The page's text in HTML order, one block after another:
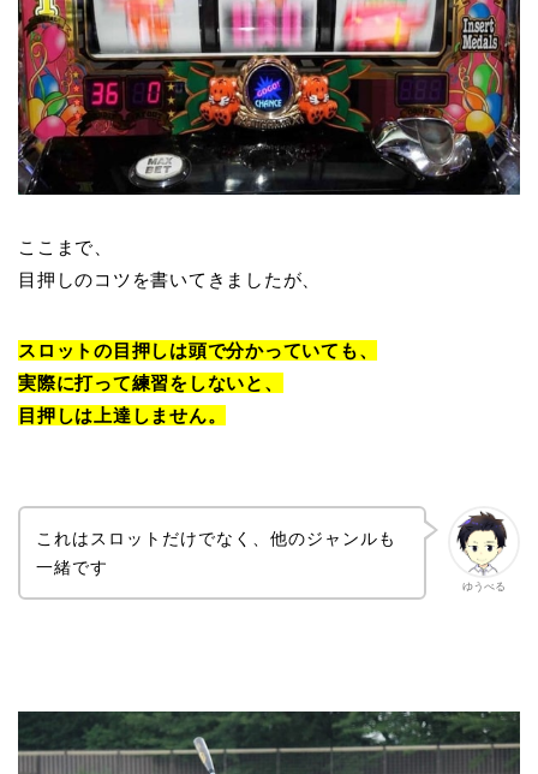
ここまで、
目押しのコツを書いてきましたが、
スロットの目押しは頭で分かっていても、
実際に打って練習をしないと、
目押しは上達しません。
ゆうべる
これはスロットだけでなく、他のジャンルも
一緒です